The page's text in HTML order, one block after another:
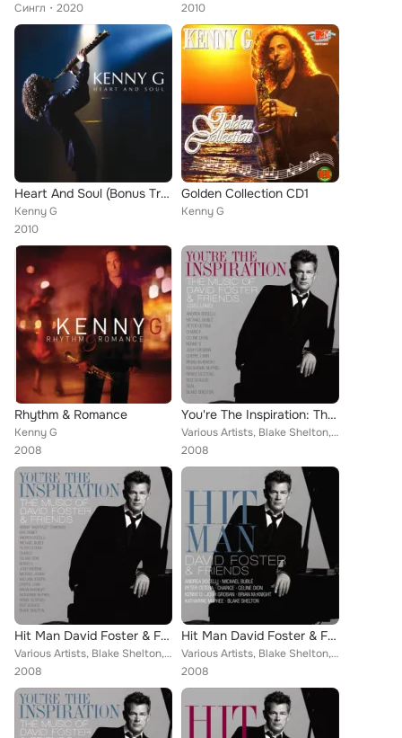
Сингл
2020
2010
Heart And Soul (Bonus Track Version)
Kenny G
2010
Golden Collection CD1
Kenny G
Rhythm & Romance
Kenny G
2008
You're The Inspiration: The Music Of David Foster And Friends (Deluxe; Live)
Various Artists, Blake Shelton, Peter Cetera, Andrea Bocelli And Katharine McPhee, Seal, David Foster, Michael Bublé, Charice, C...
2008
Hit Man David Foster & Friends (Amazon Excl.)
Various Artists, Blake Shelton, Peter Cetera, Andrea Bocelli And Katharine McPhee, David Foster, Michael Bublé, Charice, Celine ...
2008
Hit Man David Foster & Friends
Various Artists, Blake Shelton, Peter Cetera, Andrea Bocelli And Katharine McPhee, David Foster, Michael Bublé, Charice, Celine ...
2008